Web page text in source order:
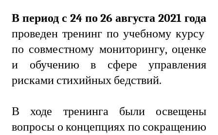
В период с 24 по 26 августа 2021 года
проведен тренинг по учебному курсу
по совместному мониторингу, оценке
и обучению в сфере управления
рисками стихийных бедствий.
В ходе тренинга были освещены
вопросы о концепциях по сокращению